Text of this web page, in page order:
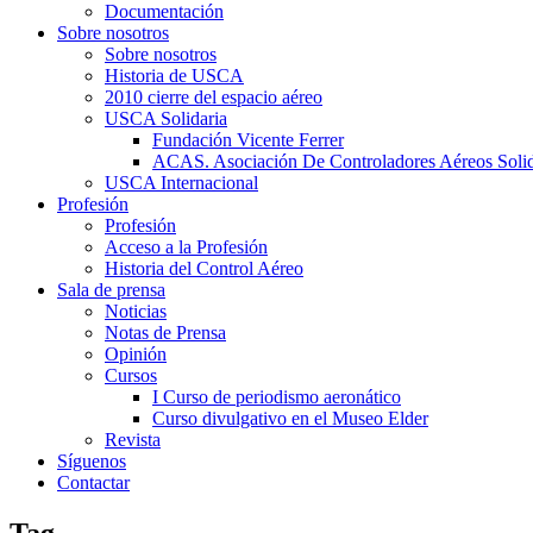
Documentación
Sobre nosotros
Sobre nosotros
Historia de USCA
2010 cierre del espacio aéreo
USCA Solidaria
Fundación Vicente Ferrer
ACAS. Asociación De Controladores Aéreos
USCA Internacional
Profesión
Profesión
Acceso a la Profesión
Historia del Control Aéreo
Sala de prensa
Noticias
Notas de Prensa
Opinión
Cursos
I Curso de periodismo aeronático
Curso divulgativo en el Museo Elder
Revista
Síguenos
Contactar